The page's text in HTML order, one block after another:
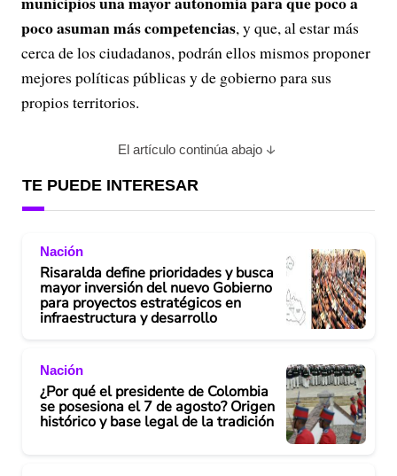
poco asuman más competencias, y que, al estar más
cerca de los ciudadanos, podrán ellos mismos proponer
mejores políticas públicas y de gobierno para sus
propios territorios.
El artículo continúa abajo
TE PUEDE INTERESAR
Nación
Risaralda define prioridades y busca
mayor inversión del nuevo Gobierno
para proyectos estratégicos en
infraestructura y desarrollo
Nación
¿Por qué el presidente de Colombia
se posesiona el 7 de agosto? Origen
histórico y base legal de la tradición